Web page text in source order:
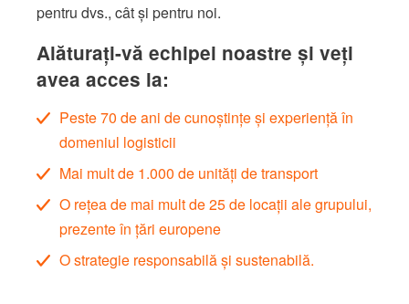
pentru dvs., cât și pentru noi.
Alăturați-vă echipei noastre și veți
avea acces la:
Peste 70 de ani de cunoștințe și experiență în
domeniul logisticii
Mai mult de 1.000 de unități de transport
O rețea de mai mult de 25 de locații ale grupului,
prezente în țări europene
O strategie responsabilă și sustenabilă.